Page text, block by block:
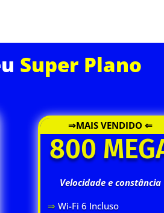
Super Plano
⇒MAIS VENDIDO ⇐
800
Velocidade e constância
⇒ Wi-Fi 6 Incluso